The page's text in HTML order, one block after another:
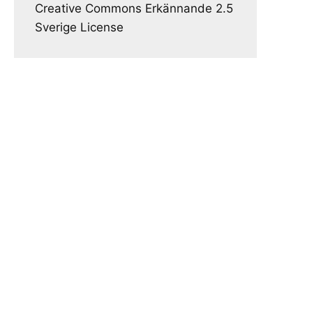
Creative Commons Erkännande 2.5
Sverige License